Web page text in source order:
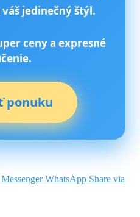
jedinečný štýl.
ceny a expresné
ponuku
Messenger WhatsApp Share via